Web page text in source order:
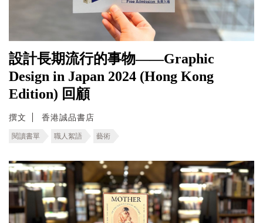
設計長期流行的事物——Graphic
Design in Japan 2024 (Hong Kong
Edition) 回顧
撰文 香港誠品書店
閱讀書單 職人絮語 藝術